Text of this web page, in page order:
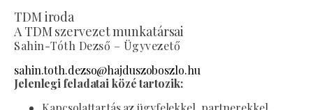
TDM iroda
A TDM szervezet munkatársai
Sahin-Tóth Dezső – Ügyvezető
sahin.toth.dezso@hajduszoboszlo.hu
Jelenlegi feladatai közé tartozik: